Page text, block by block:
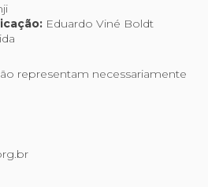
Eduardo Viné Boldt
representam necessariamente